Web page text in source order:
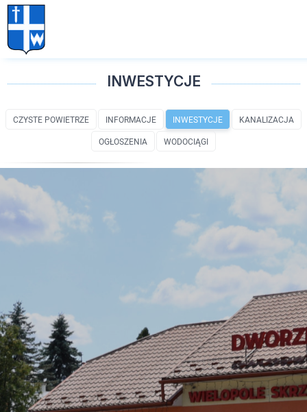
INWESTYCJE
CZYSTE POWIETRZE INFORMACJE INWESTYCJE
KANALIZACJA
OGŁOSZENIA
WODOCIĄGI